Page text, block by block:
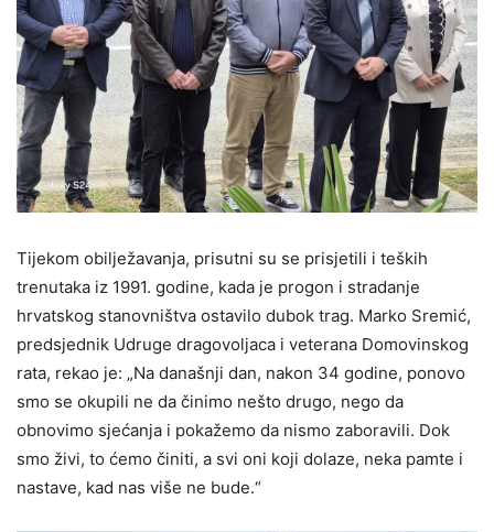
Tijekom obilježavanja, prisutni su se prisjetili i teških
trenutaka iz 1991. godine, kada je progon i stradanje
hrvatskog stanovništva ostavilo dubok trag. Marko Sremić,
predsjednik Udruge dragovoljaca i veterana Domovinskog
rata, rekao je: „Na današnji dan, nakon 34 godine, ponovo
smo se okupili ne da činimo nešto drugo, nego da
obnovimo sjećanja i pokažemo da nismo zaboravili. Dok
smo živi, to ćemo činiti, a svi oni koji dolaze, neka pamte i
nastave, kad nas više ne bude.“